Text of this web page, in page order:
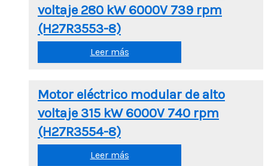
voltaje 280 kW 6000V 739 rpm
(H27R3553-8)
Leer más
Motor eléctrico modular de alto
voltaje 315 kW 6000V 740 rpm
(H27R3554-8)
Leer más